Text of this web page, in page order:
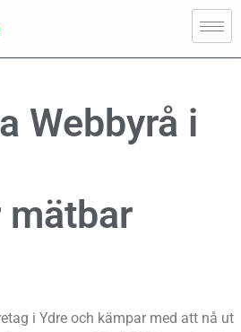
Webbyrå i
mätbar
i Ydre och kämpar med att nå ut